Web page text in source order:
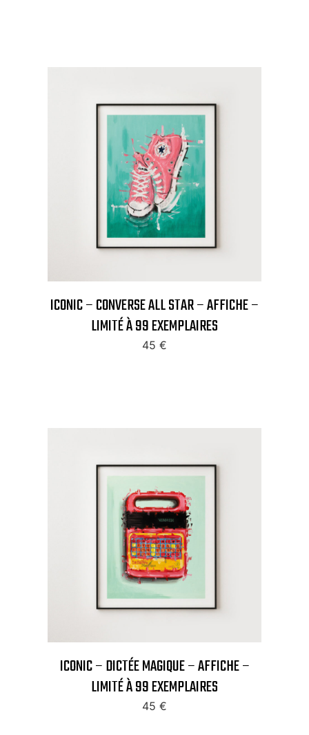
ICONIC – CONVERSE ALL STAR – AFFICHE –
LIMITÉ À 99 EXEMPLAIRES
45 €
ICONIC – DICTÉE MAGIQUE – AFFICHE –
LIMITÉ À 99 EXEMPLAIRES
45 €